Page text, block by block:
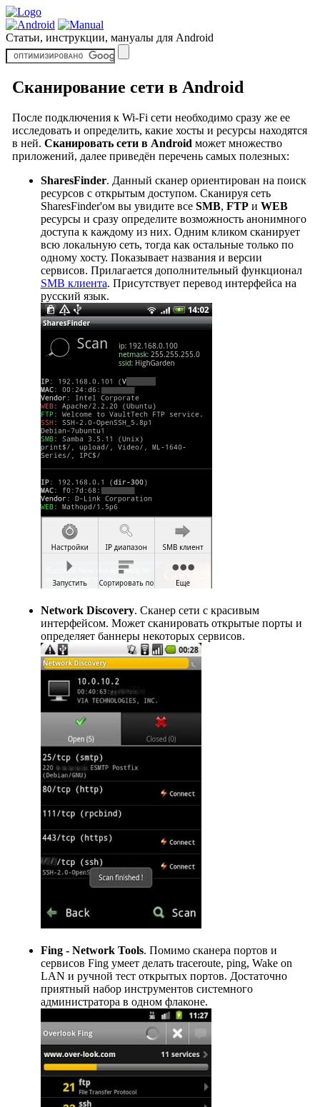
Статьи, инструкции, мануалы для Android
Сканирование сети в Android
После подключения к Wi-Fi сети необходимо сразу же ее
исследовать и определить, какие хосты и ресурсы находятся
в ней. Сканировать сети в Android может множество
приложений, далее приведён перечень самых полезных:
SharesFinder. Данный сканер ориентирован на поиск
ресурсов с открытым доступом. Сканируя сеть
SharesFinder'ом вы увидите все SMB, FTPи WEB
ресурсы и сразу определите возможность анонимного
доступа к каждому из них. Одним кликом сканирует
всю локальную сеть, тогда как остальные только по
одному хосту. Показывает названия и версии
сервисов. Прилагается дополнительный функционал
SMB клиента. Присутствует перевод интерфейса на
русский язык.
Network Discovery. Сканер сети с красивым
интерфейсом. Может сканировать открытые порты и
определяет баннеры некоторых сервисов.
Fing - Network Tools. Помимо сканера портов и
сервисов Fing умеет делать traceroute, ping, Wake on
LAN и ручной тест открытых портов. Достаточно
приятный набор инструментов системного
администратора в одном флаконе.